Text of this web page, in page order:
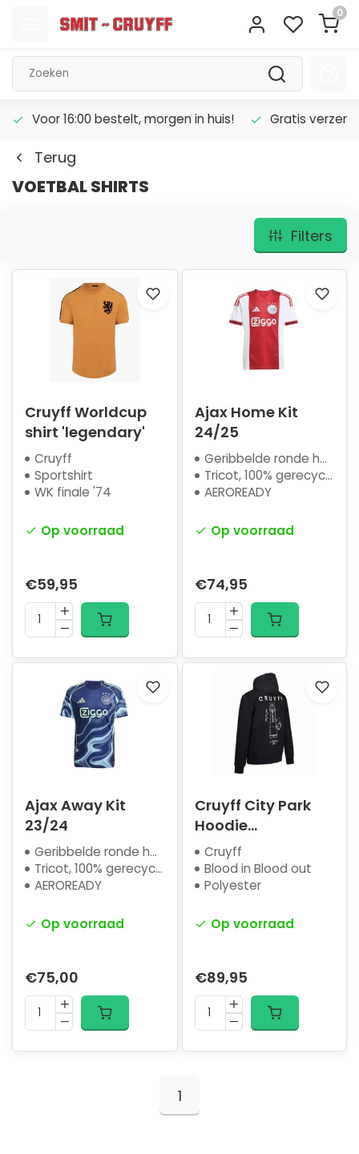
0
Voor 16:00 bestelt, morgen in huis! Gratis
Terug
VOETBAL SHIRTS
Filters
Cruyff Worldcup
shirt 'legendary'
Cruyff
Sportshirt
WK finale '74
Op voorraad
€59,95
Ajax Home Kit
24/25
Geribbelde ronde hals
Tricot, 100% gerecycled polyester
AEROREADY
Op voorraad
€74,95
Ajax Away Kit
23/24
Geribbelde ronde hals
Tricot, 100% gerecycled polyester
AEROREADY
Op voorraad
€75,00
Cruyff City Park
Hoodie
Amsterdam
Cruyff
Blood in Blood out
Polyester
Op voorraad
€89,95
1